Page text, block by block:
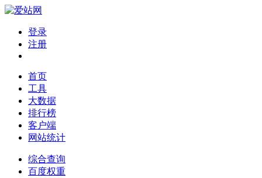
登录
注册
首页
工具
大数据
排行榜
客户端
网站统计
综合查询
百度权重